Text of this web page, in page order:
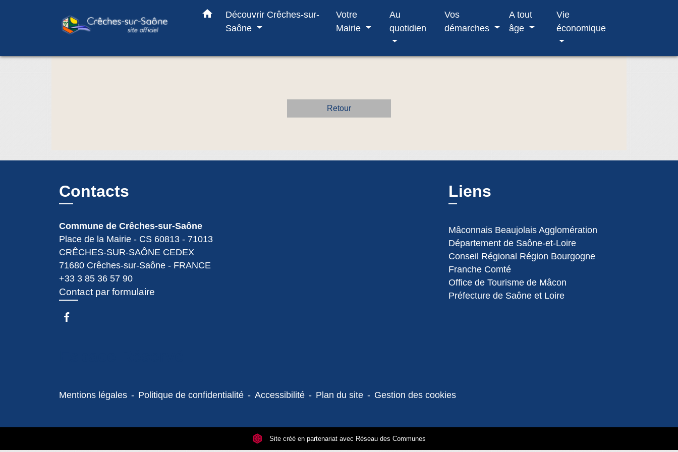
home
Découvrir Crêches-sur-
Saône
Votre
Mairie
Au
quotidien
Vos
démarches
A tout
âge
Vie
économique
Retour
Contacts
Commune de Crêches-sur-Saône
Place de la Mairie - CS 60813 - 71013
CRÊCHES-SUR-SAÔNE CEDEX
71680 Crêches-sur-Saône - FRANCE
+33 3 85 36 57 90
Contact par formulaire
Liens
Mâconnais Beaujolais Agglomération
Département de Saône-et-Loire
Conseil Régional Région Bourgogne
Franche Comté
Office de Tourisme de Mâcon
Préfecture de Saône et Loire
Mentions légales - Politique de confidentialité - Accessibilité - Plan du site - Gestion des cookies
Site créé en partenariat avec Réseau des Communes